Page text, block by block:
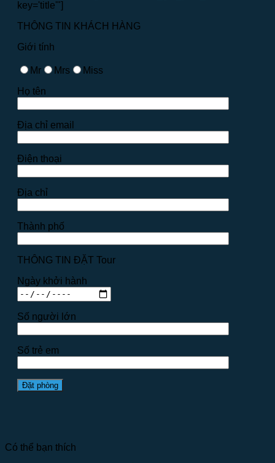
key='title'"]
THÔNG TIN KHÁCH HÀNG
Giới tính
Mr Mrs
Miss
Họ tên
Địa chỉ email
Điện thoại
Địa chỉ
Thành phố
THÔNG TIN ĐẶT Tour
Ngày khởi hành
Số người lớn
Số trẻ em
Có thể bạn thích